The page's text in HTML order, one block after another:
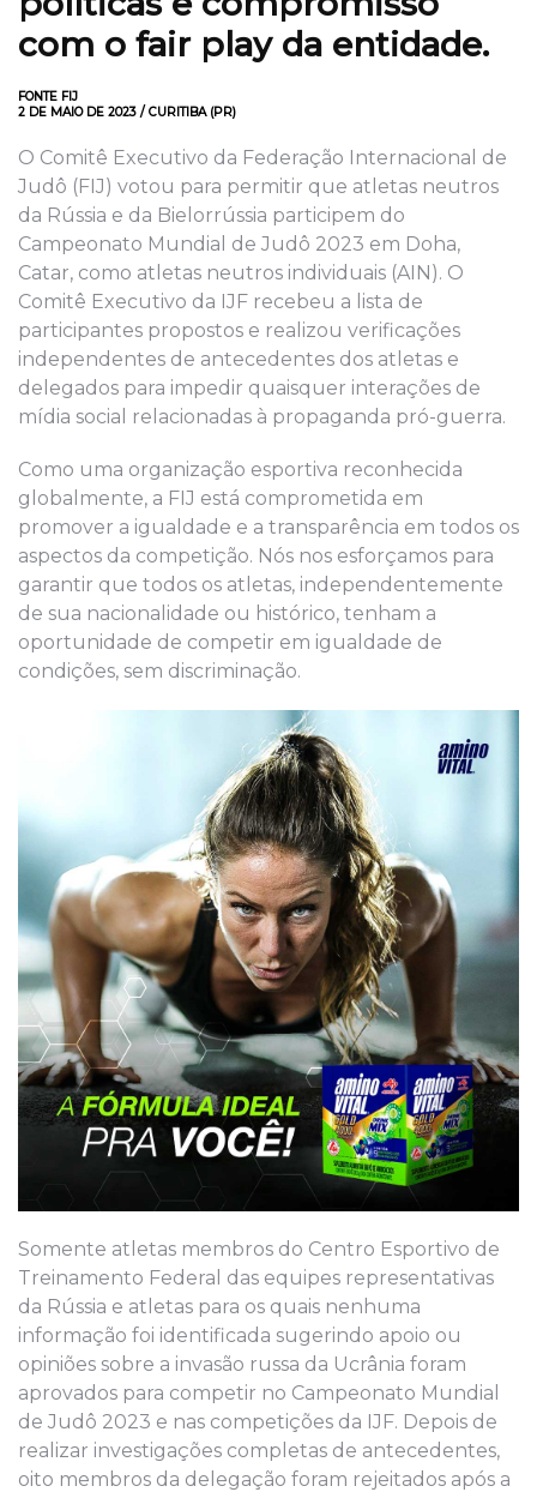
com o fair play da entidade.
FONTE FIJ
2 DE MAIO DE 2023 / CURITIBA (PR)
O Comitê Executivo da Federação Internacional de
Judô (FIJ) votou para permitir que atletas neutros
da Rússia e da Bielorrússia participem do
Campeonato Mundial de Judô 2023 em Doha,
Catar, como atletas neutros individuais (AIN). O
Comitê Executivo da IJF recebeu a lista de
participantes propostos e realizou verificações
independentes de antecedentes dos atletas e
delegados para impedir quaisquer interações de
mídia social relacionadas à propaganda pró-guerra.
Como uma organização esportiva reconhecida
globalmente, a FIJ está comprometida em
promover a igualdade e a transparência em todos os
aspectos da competição. Nós nos esforçamos para
garantir que todos os atletas, independentemente
de sua nacionalidade ou histórico, tenham a
oportunidade de competir em igualdade de
condições, sem discriminação.
Somente atletas membros do Centro Esportivo de
Treinamento Federal das equipes representativas
da Rússia e atletas para os quais nenhuma
informação foi identificada sugerindo apoio ou
opiniões sobre a invasão russa da Ucrânia foram
aprovados para competir no Campeonato Mundial
de Judô 2023 e nas competições da IJF. Depois de
realizar investigações completas de antecedentes,
oito membros da delegação foram rejeitados após a